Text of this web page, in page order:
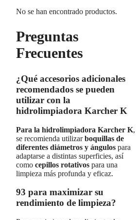
No se han encontrado productos.
Preguntas
Frecuentes
¿Qué accesorios adicionales
recomendados se pueden
utilizar con la
hidrolimpiadora Karcher K
Para la hidrolimpiadora Karcher K,
se recomienda utilizarboquillas de
diferentes diámetros y ángulos para
adaptarse a distintas superficies, así
como cepillos rotativos para una
limpieza más profunda y eficaz.
93 para maximizar su
rendimiento de limpieza?